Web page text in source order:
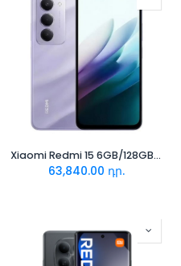
Xiaomi Redmi 15 6GB/128GB Sandy Purple
63,840.00 դր.